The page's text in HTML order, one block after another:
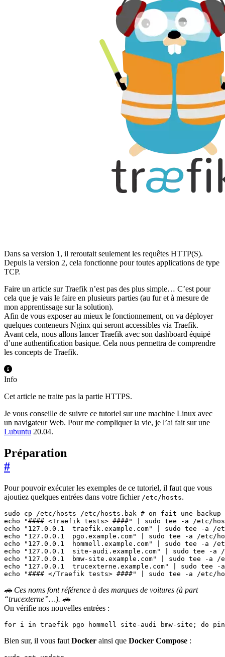
Dans sa version 1, il reroutait seulement les requêtes HTTP(S).
Depuis la version 2, cela fonctionne pour toutes applications de type
TCP.
Faire un article sur Traefik n’est pas des plus simple… C’est pour
cela que je vais le faire en plusieurs parties (au fur et à mesure de
mon apprentissage sur la solution).
Afin de vous exposer au mieux le fonctionnement, on va déployer
quelques conteneurs Nginx qui seront accessibles via Traefik.
Avant cela, nous allons lancer Traefik avec son dashboard équipé
d’une authentification basique. Cela nous permettra de comprendre
les concepts de Traefik.
Info
Cet article ne traite pas la partie HTTPS.
Je vous conseille de suivre ce tutoriel sur une machine Linux avec
un navigateur Web. Pour me compliquer la vie, je l’ai fait sur une
Lubuntu 20.04.
Préparation
#
Pour pouvoir exécuter les exemples de ce tutoriel, il faut que vous
ajoutiez quelques entrées dans votre fichier /etc/hosts.
sudo cp /etc/hosts /etc/hosts.bak # on fait une
echo
"#### <Traefik tests> ####"
echo
"127.0.0.1  traefik.example.com"
echo
"127.0.0.1  pgo.example.com"
echo
"127.0.0.1  hommell.example.com"
echo
"127.0.0.1  site-audi.example.com"
echo
"127.0.0.1  bmw-site.example.com"
echo
"127.0.0.1  trucexterne.example.com"
echo
"#### </Traefik tests> ####" sudo tee -a /etc/
🚗 Ces noms font référence à des marques de voitures (à part
“trucexterne”…). 🚗
On vérifie nos nouvelles entrées :
for i in traefik pgo hommell site-audi bmw-site ; do
Bien sur, il vous faut Docker ainsi que Docker Compose :